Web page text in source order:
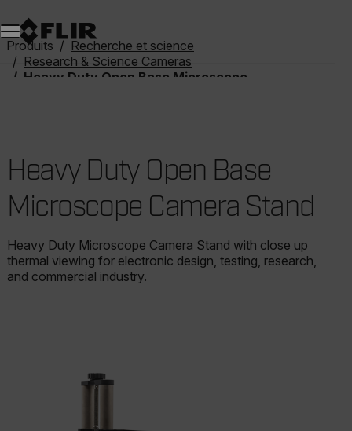
Unread messages
Modèle
Supprimer
articles
article
Ajouter au panier
Ajouté au panier
Produits
Recherche et science
Research & Science Cameras
Heavy Duty Open Base Microscope Camera Stand
Heavy Duty Open Base
Microscope Camera Stand
Heavy Duty Microscope Camera Stand with close up
thermal viewing for electronic design, testing, research,
and commercial industry.